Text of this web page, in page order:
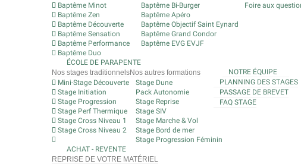
Baptême Minot
Baptême Zen
Baptême Découverte
Baptême Sensation
Baptême Performance
Baptême Duo
Baptême Bi-Burger
Baptême Apéro
Baptême Objectif Saint Eynard
Baptême Grand Condor
Baptême EVG EVJF
Foire aux
ÉCOLE DE PARAPENTE
Nos stages traditionnels
Mini-Stage Découverte
Stage Initiation
Stage Progression
Stage Perf Thermique
Stage Cross Niveau 1
Stage Cross Niveau 2
Nos autres formations
Stage Dune
Pack Autonomie
Stage Reprise
Stage SIV
Stage Marche & Vol
Stage Bord de mer
Stage Progression Féminin
NOTRE ÉQUIPE
PLANNING DES STAGES
PASSAGE DE BREVET
FAQ STAGE
ACHAT - REVENTE
REPRISE DE VOTRE MATÉRIEL